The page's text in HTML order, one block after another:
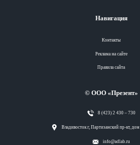
Навигация
Контакты
Реклама на сайте
Правила сайта
© ООО «Презент»
8 (423) 2 430 – 730
Владивосток г, Партизанский пр-кт,
info@adlab.ru